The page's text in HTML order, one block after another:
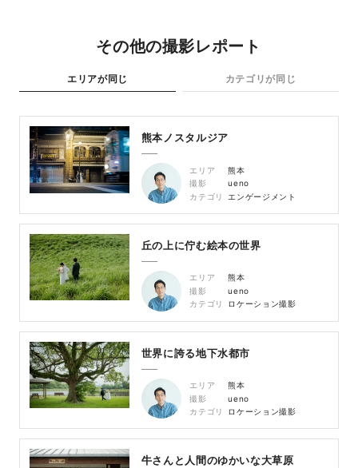
その他の撮影レポート
エリアが同じ カテゴリが同じ
熊本ノスタルジア
エリア
熊本
撮影
ueno
カテゴリ
エンゲージメント
丘の上に佇む絵本の世界
エリア
熊本
撮影
ueno
カテゴリ
ロケーション撮影
世界に誇る地下水都市
エリア
熊本
撮影
ueno
カテゴリ
ロケーション撮影
牛さんと人間のゆかいな大草原